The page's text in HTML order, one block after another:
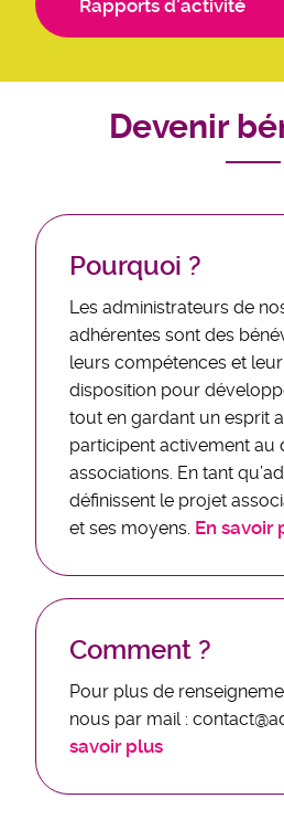
Rapports d'activité
Devenir
Pourquoi ?
Les administrateurs de
adhérentes sont des
leurs compétences et
disposition pour
tout en gardant un esprit
participent activement au
associations. En tant
définissent le projet
et ses moyens. En savoir
Comment ?
Pour plus de
nous par mail :
savoir plus